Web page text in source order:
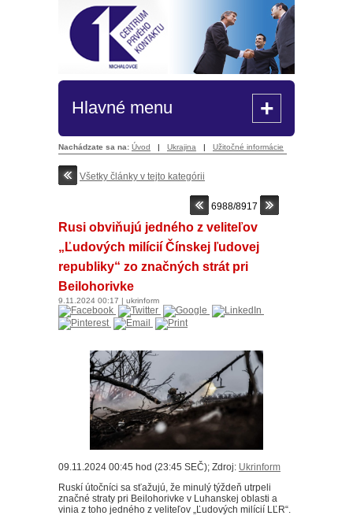
Hlavné menu +
Nachádzate sa na: Úvod | Ukrajina | Užitočné informácie
Všetky články v tejto kategórii
6988/8917
Rusi obviňujú jedného z veliteľov
„Ľudových milícií Čínskej ľudovej
republiky“ zo značných strát pri
Beilohorivke
9.11.2024 00:17 | ukrinform
09.11.2024 00:45 hod (23:45 SEČ); Zdroj: Ukrinform
Ruskí útočníci sa sťažujú, že minulý týždeň utrpeli
značné straty pri Beilohorivke v Luhanskej oblasti a
vinia z toho jedného z veliteľov „Ľudových milícií LĽR“.